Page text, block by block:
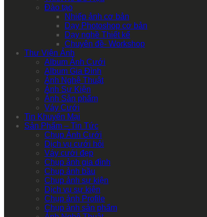
Đào tạo
Nhiếp ảnh cơ bản
Dạy Photoshop cơ bản
Dạy nghề Thiết kế
Chuyên đề- Workshop
Thư Viện Ảnh
Album Ảnh Cưới
Album Gia Đình
Ảnh Nghệ Thuật
Ảnh Sự Kiện
Ảnh Sản phẩm
Váy Cưới
Tin Khuyến Mại
Sản Phẩm – Tin Tức
Chụp Ảnh Cưới
Dịch vụ cưới hỏi
Váy cưới đẹp
Chụp ảnh gia đình
Chụp ảnh bầu
Chụp ảnh sự kiện
Dịch vụ sự kiện
Chụp ảnh Profile
Chụp ảnh sản phẩm